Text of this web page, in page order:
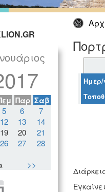
Παρ Σαβ
5 6
7
12 13
14
19 20
21
26 27
28
>>
Ημερ/